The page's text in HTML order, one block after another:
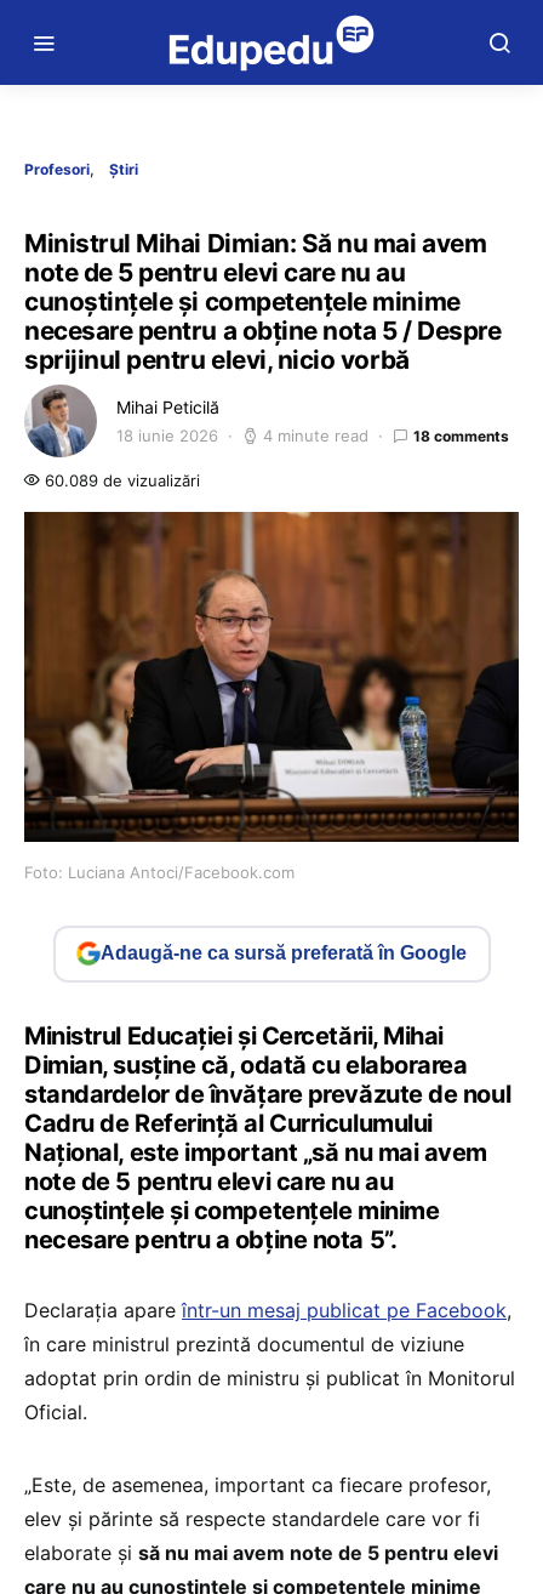
Profesori Știri
Ministrul Mihai Dimian: Să nu mai avem
note de 5 pentru elevi care nu au
cunoștințele și competențele minime
necesare pentru a obține nota 5 / Despre
sprijinul pentru elevi, nicio vorbă
Mihai Peticilă
18 iunie 2026 4 minute read 18 comments
60.089 de vizualizări
Foto: Luciana Antoci/Facebook.com
Adaugă-ne ca sursă preferată în Google
Ministrul Educației și Cercetării, Mihai
Dimian, susține că, odată cu elaborarea
standardelor de învățare prevăzute de noul
Cadru de Referință al Curriculumului
Național, este important „să nu mai avem
note de 5 pentru elevi care nu au
cunoștințele și competențele minime
necesare pentru a obține nota 5”.
Declarația apareîntr-un mesaj publicat pe Facebook,
în care ministrul prezintă documentul de viziune
adoptat prin ordin de ministru și publicat în Monitorul
Oficial.
„Este, de asemenea, important ca fiecare profesor,
elev și părinte să respecte standardele care vor fi
elaborate și să nu mai avem note de 5 pentru elevi
care nu au cunoștințele și competențele minime